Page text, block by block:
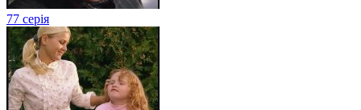
77 серія